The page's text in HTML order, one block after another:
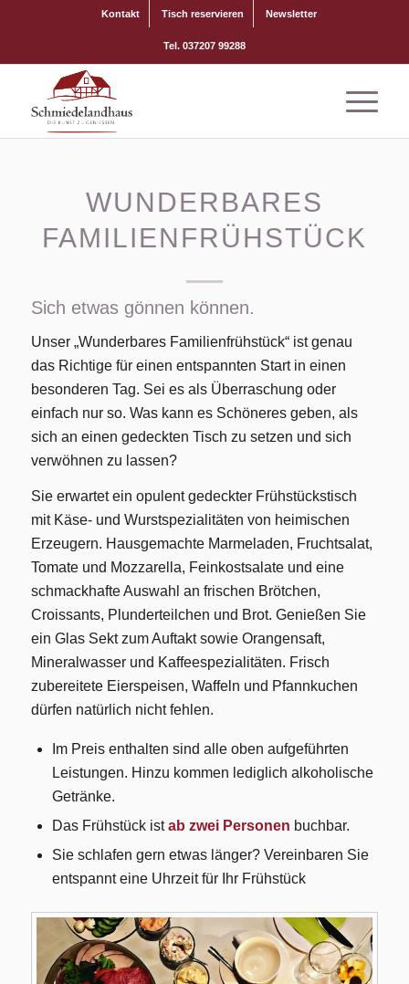
Kontakt Tisch reservieren Newsletter
Tel. 037207 99288
WUNDERBARES
FAMILIENFRÜHSTÜCK
Sich etwas gönnen können.
Unser „Wunderbares Familienfrühstück“ ist genau
das Richtige für einen entspannten Start in einen
besonderen Tag. Sei es als Überraschung oder
einfach nur so. Was kann es Schöneres geben, als
sich an einen gedeckten Tisch zu setzen und sich
verwöhnen zu lassen?
Sie erwartet ein opulent gedeckter Frühstückstisch
mit Käse- und Wurstspezialitäten von heimischen
Erzeugern. Hausgemachte Marmeladen, Fruchtsalat,
Tomate und Mozzarella, Feinkostsalate und eine
schmackhafte Auswahl an frischen Brötchen,
Croissants, Plunderteilchen und Brot. Genießen Sie
ein Glas Sekt zum Auftakt sowie Orangensaft,
Mineralwasser und Kaffeespezialitäten. Frisch
zubereitete Eierspeisen, Waffeln und Pfannkuchen
dürfen natürlich nicht fehlen.
Im Preis enthalten sind alle oben aufgeführten
Leistungen. Hinzu kommen lediglich alkoholische
Getränke.
Das Frühstück istab zwei Personen buchbar.
Sie schlafen gern etwas länger? Vereinbaren Sie
entspannt eine Uhrzeit für Ihr Frühstück